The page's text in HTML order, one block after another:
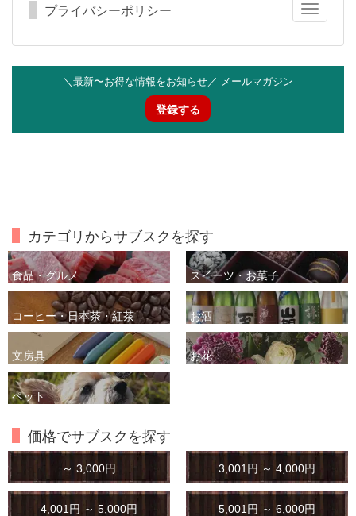
Toggle
プライバシーポリシー
＼最新〜お得な情報をお知らせ／ メールマガジン
登録する
カテゴリからサブスクを探す
食品・グルメ スイーツ・お菓子
コーヒー・日本茶・紅茶 お酒
文房具 お花
ペット
価格でサブスクを探す
～ 3,000円 3,001円 ～ 4,000円
4,001円 ～ 5,000円 5,001円 ～ 6,000円